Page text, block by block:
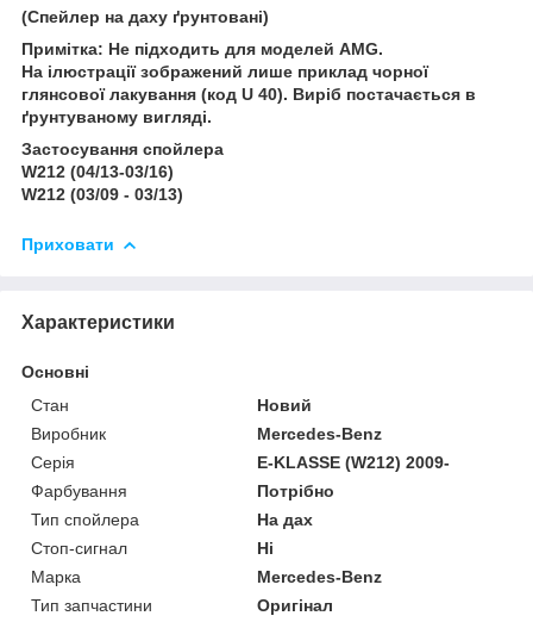
(Спейлер на даху ґрунтовані)
Примітка: Не підходить для моделей AMG.
На ілюстрації зображений лише приклад чорної
глянсової лакування (код U 40). Виріб постачається в
ґрунтуваному вигляді.
Застосування спойлера
W212 (04/13-03/16)
W212 (03/09 - 03/13)
Приховати
Характеристики
Основні
Стан
Новий
Виробник
Mercedes-Benz
Серія
E-KLASSE (W212) 2009-
Фарбування
Потрібно
Тип спойлера
На дах
Стоп-сигнал
Ні
Марка
Mercedes-Benz
Тип запчастини
Оригінал